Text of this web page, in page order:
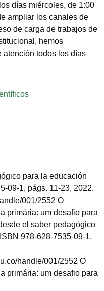
días miércoles, de 1:00
ampliar los canales de
de carga de trabajos de
hemos
atención todos los días
para la educación
09-1, págs. 11-23, 2022.
001/2552 O
primária: um desafio para
el saber pedagógico
978-628-7535-09-1,
handle/001/2552 O
primária: um desafio para